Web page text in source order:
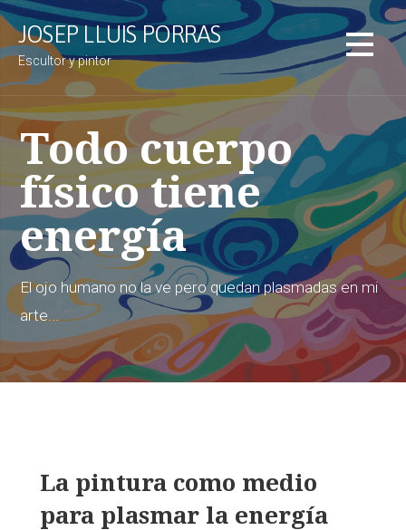
S
l
o
n
d
o
JOSEP LLUIS PORRAS
Escultor y pintor
Todo cuerpo
físico tiene
energía
El ojo humano no la ve pero quedan plasmadas en mi
arte...
La pintura como medio
para plasmar la energía